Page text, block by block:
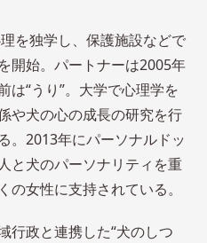
を独学し、保護施設などで
開始。パートナーは2005年
は“うり”。大学で心理学を
や犬の心の成長の研究を行
。2013年にパーソナルドッ
と犬のパーソナリティを重
女性に支持されている。
行政と連携した“犬のしつ